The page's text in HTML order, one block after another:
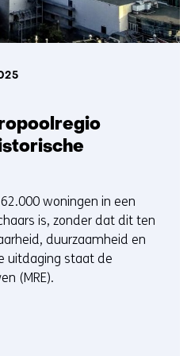
woningen in een
is, zonder dat dit ten
duurzaamheid en
uitdaging staat de
(MRE).